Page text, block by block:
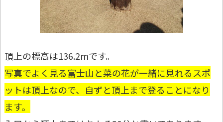
頂上の標高は136.2mです。
写真でよく見る富士山と菜の花が一緒に見れるスポ
ットは頂上なので、自ずと頂上まで登ることになり
ます。